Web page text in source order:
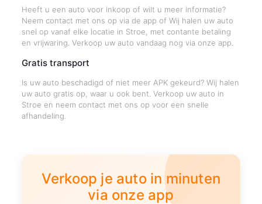
Heeft u een auto voor inkoop of wilt u meer informatie?
Neem contact met ons op via de app of Wij halen uw auto
snel op vanaf elke locatie in Stroe, met contante betaling
en vrijwaring. Verkoop uw auto vandaag nog via onze app.
Gratis transport
Is uw auto beschadigd of niet meer APK gekeurd? Wij halen
uw auto gratis op, waar u ook bent. Verkoop uw auto in
Stroe en neem contact met ons op voor een snelle
afhandeling.
Verkoop je auto in minuten
via onze app